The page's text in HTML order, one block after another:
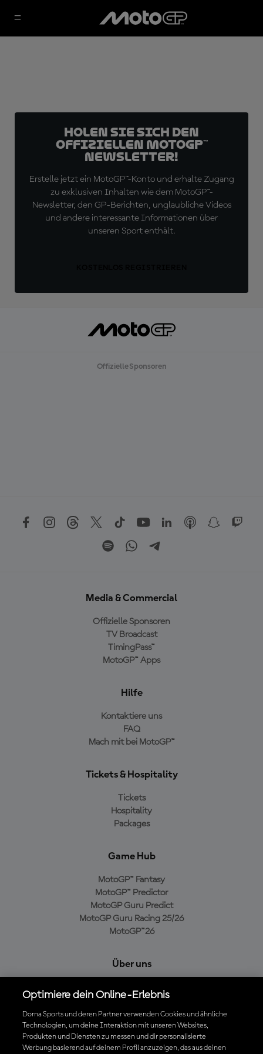
Holen Sie sich den
offiziellen MotoGP™
Newsletter!
Erstelle jetzt ein MotoGP™-Konto und erhalte Zugang
zu exklusiven Inhalten wie dem MotoGP™-
Newsletter, den GP-Berichten, unglaubliche Videos
und andere interessante Informationen über
unseren Sport enthält.
Offizielle Sponsoren
Media & Commercial
Offizielle Sponsoren
TV Broadcast
TimingPass™
MotoGP™ Apps
Hilfe
Kontaktiere uns
FAQ
Mach mit bei MotoGP™
Tickets & Hospitality
Tickets
Hospitality
Packages
Game Hub
MotoGP™ Fantasy
MotoGP™ Predictor
MotoGP Guru Predict
MotoGP Guru Racing 25/26
MotoGP™26
Über uns
Cookie-Richtlinien
Geschäftsbedingungen
Datenschutzrichtlinien
Kaufrichtlinie
Optimiere dein Online-Erlebnis
Dorna Sports und deren Partner verwenden Cookies und ähnliche
Technologien, um deine Interaktion mit unseren Websites,
Produkten und Diensten zu messen und dir personalisierte
Werbung basierend auf deinem Profil anzuzeigen, das aus deinen